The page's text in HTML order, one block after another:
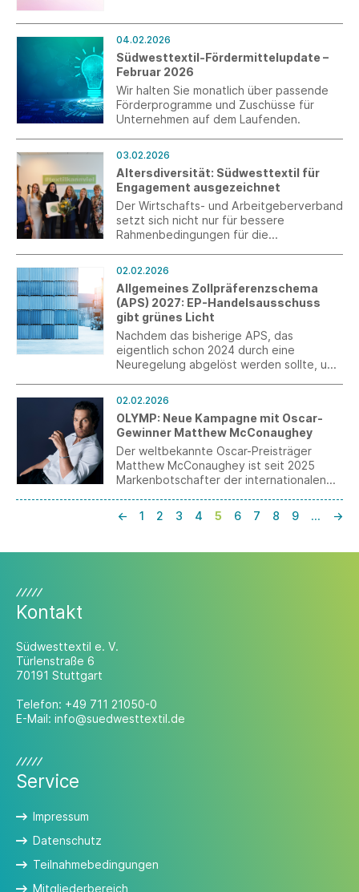
die besten
Unternehmenspersönlichkeiten des
Landes. Die erste Bewerbungsphase läuft
bis zum 13. Februar 2026.
04.02.2026
Südwesttextil-Fördermittelupdate –
Februar 2026
Wir halten Sie monatlich über passende
Förderprogramme und Zuschüsse für
Unternehmen auf dem Laufenden.
03.02.2026
Altersdiversität: Südwesttextil für
Engagement ausgezeichnet
Der Wirtschafts- und Arbeitgeberverband
setzt sich nicht nur für bessere
Rahmenbedingungen für die
ein, sondern lebt auch im eigenen Team
die Generationenvielfalt.
02.02.2026
Allgemeines Zollpräferenzschema
(APS) 2027: EP-Handelsausschuss
gibt grünes Licht
Nachdem das bisherige APS, das
eigentlich schon 2024 durch eine
Neuregelung abgelöst werden sollte, um
Nachfolgeverordnung zum 1. Januar 2027,
die nun auch vom INTA-Ausschuss des
Europäischen Parlaments gebilligt wurde.
02.02.2026
OLYMP: Neue Kampagne mit Oscar-
Gewinner Matthew McConaughey
Der weltbekannte Oscar-Preisträger
Matthew McConaughey ist seit 2025
Markenbotschafter der internationalen
einzigartige Zusammenarbeit markiert
jetzt den Auftakt zur neuen Werbephase
← 1 2 3 4 5 6 7 8 9 … →
Kontakt
Südwesttextil e. V.
Türlenstraße 6
70191 Stuttgart
Telefon: +49 711 21050-0
E-Mail: info@suedwesttextil.de
Service
Impressum
Datenschutz
Teilnahmebedingungen
Mitgliederbereich